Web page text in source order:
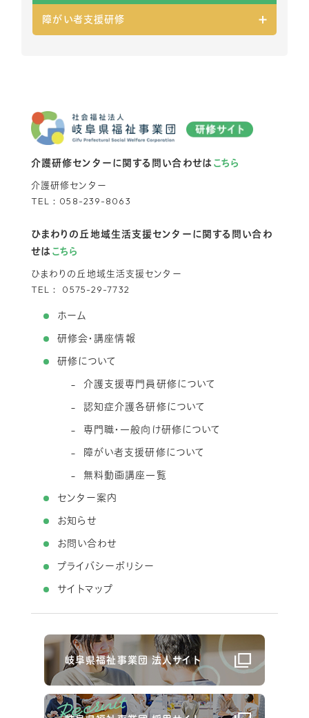
障がい者支援研修
介護研修センターに関する問い合わせは こちら
介護研修センター
TEL： 058-239-8063
ひまわりの丘地域生活支援センターに関する問い合わ
せは こちら
ひまわりの丘地域生活支援センター
TEL： 0575-29-7732
ホーム
研修会・講座情報
研修について
介護支援専門員研修について
認知症介護各研修について
専門職・一般向け研修について
障がい者支援研修について
無料動画講座一覧
センター案内
お知らせ
お問い合わせ
プライバシーポリシー
サイトマップ
岐阜県福祉事業団 法人サイト